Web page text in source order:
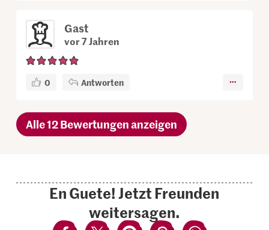
Gast
vor 7 Jahren
0 Antworten
Alle 12 Bewertungen anzeigen
En Guete! Jetzt Freunden
weitersagen.